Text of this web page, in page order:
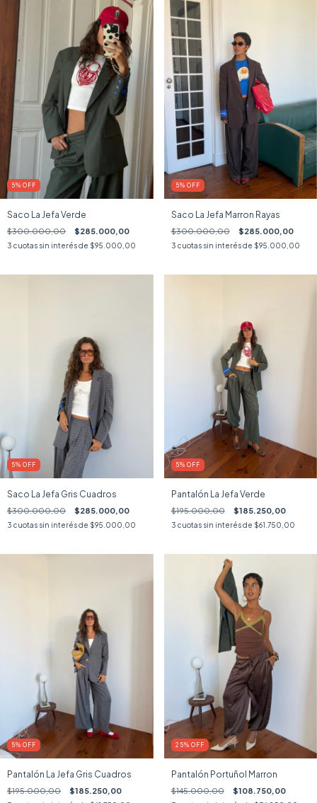
5% OFF
Saco La Jefa Verde
$300.000,00 $285.000,00
3 cuotas sin interés de $95.000,00
5% OFF
Saco La Jefa Marron Rayas
$300.000,00 $285.000,00
3 cuotas sin interés de $95.000,00
5% OFF
Saco La Jefa Gris Cuadros
$300.000,00 $285.000,00
3 cuotas sin interés de $95.000,00
5% OFF
Pantalón La Jefa Verde
$195.000,00 $185.250,00
3 cuotas sin interés de $61.750,00
5% OFF
Pantalón La Jefa Gris Cuadros
$195.000,00 $185.250,00
25% OFF
Pantalón Portuñol Marron
$145.000,00 $108.750,00